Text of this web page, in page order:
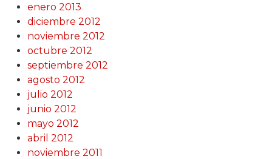
enero 2013
diciembre 2012
noviembre 2012
octubre 2012
septiembre 2012
agosto 2012
julio 2012
junio 2012
mayo 2012
abril 2012
noviembre 2011